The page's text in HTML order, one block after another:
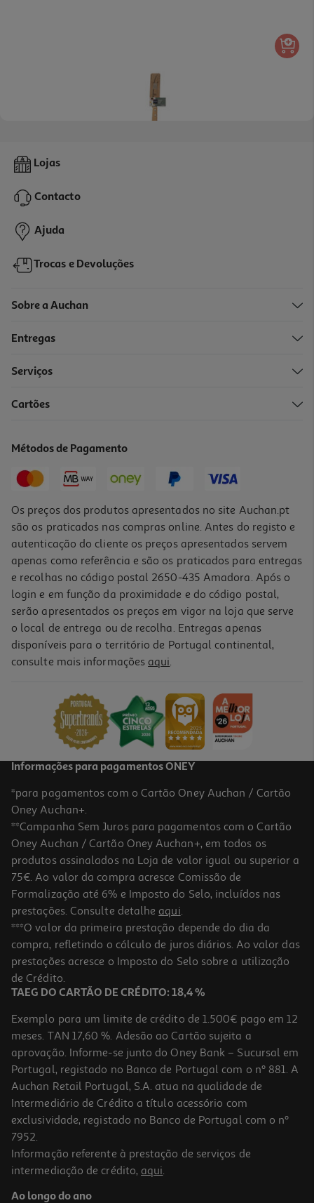
Faca Serrilha Actuel Cabo Madeira 11cm
3,99 €
Faca Descascar Com Proteção Actuel Cerâmica 8cm
Faca Cozinha Actuel Inox Reciclado 13cm
4.99 €/un
4,99 €
Faca Cozinha Actuel Soft Touch 20cm
3.79 €/un
Lojas
Contacto
Ajuda
Trocas e Devoluções
Sobre a Auchan
Entregas
Serviços
Cartões
Métodos de Pagamento
Os preços dos produtos apresentados no site Auchan.pt
são os praticados nas compras online. Antes do registo e
autenticação do cliente os preços apresentados servem
apenas como referência e são os praticados para entregas
e recolhas no código postal 2650-435 Amadora. Após o
login e em função da proximidade e do código postal,
serão apresentados os preços em vigor na loja que serve
o local de entrega ou de recolha. Entregas apenas
disponíveis para o território de Portugal continental,
consulte mais informações aqui.
Informações para pagamentos ONEY
*para pagamentos com o Cartão Oney Auchan / Cartão
Oney Auchan+.
**Campanha Sem Juros para pagamentos com o Cartão
Oney Auchan / Cartão Oney Auchan+, em todos os
produtos assinalados na Loja de valor igual ou superior a
75€. Ao valor da compra acresce Comissão de
Formalização até 6% e Imposto do Selo, incluídos nas
prestações. Consulte detalhe aqui.
***O valor da primeira prestação depende do dia da
compra, refletindo o cálculo de juros diários. Ao valor das
prestações acresce o Imposto do Selo sobre a utilização
de Crédito.
TAEG DO CARTÃO DE CRÉDITO: 18,4 %
Exemplo para um limite de crédito de 1.500€ pago em 12
meses. TAN 17,60 %. Adesão ao Cartão sujeita a
aprovação. Informe-se junto do Oney Bank – Sucursal em
Portugal, registado no Banco de Portugal com o nº 881. A
Auchan Retail Portugal, S.A. atua na qualidade de
Intermediário de Crédito a título acessório com
exclusividade, registado no Banco de Portugal com o nº
7952.
Informação referente à prestação de serviços de
intermediação de crédito, aqui.
Ao longo do ano